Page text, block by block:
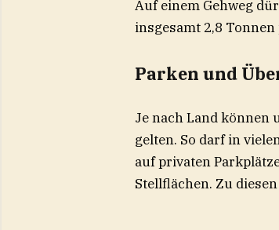
Auf einem Gehweg
insgesamt 2,8 Tonnen
Parken und
Je nach Land können
gelten. So darf in
auf privaten
Stellflächen. Zu